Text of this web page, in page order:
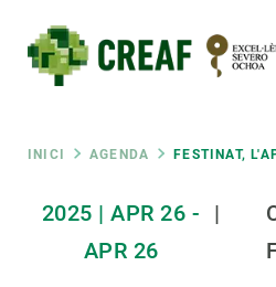
contingut
Fil
d'ariadna
INICI AGENDA FESTINAT,
2025 | APR 26 -
APR 26
|
RRSS
Featured
INTRANET